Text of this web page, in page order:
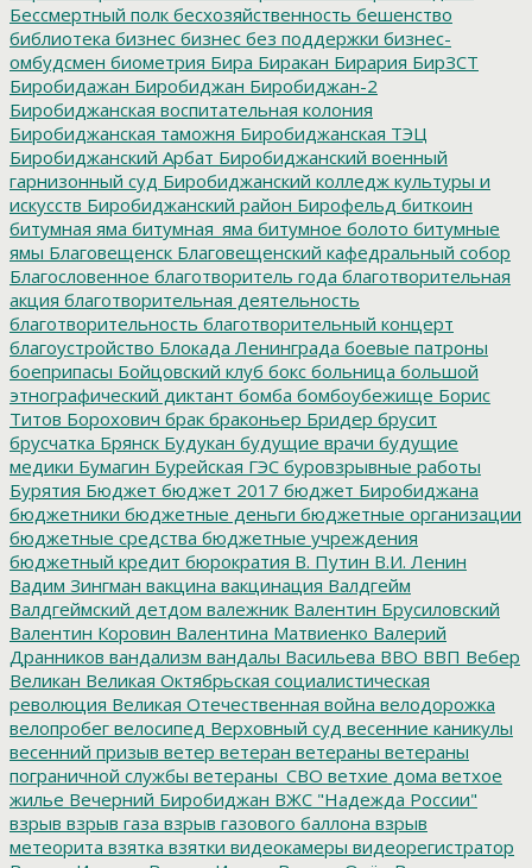
Бессмертный полк бесхозяйственность бешенство
библиотека бизнес бизнес без поддержки бизнес-
омбудсмен биометрия Бира Биракан Бирария БирЗСТ
Биробидажан Биробиджан Биробиджан-2
Биробиджанская воспитательная колония
Биробиджанская таможня Биробиджанская ТЭЦ
Биробиджанский Арбат Биробиджанский военный
гарнизонный суд Биробиджанский колледж культуры и
искусств Биробиджанский район Бирофельд биткоин
битумная яма битумная_яма битумное болото битумные
ямы Благовещенск Благовещенский кафедральный собор
Благословенное благотворитель года благотворительная
акция благотворительная деятельность
благотворительность благотворительный концерт
благоустройство Блокада Ленинграда боевые патроны
боеприпасы Бойцовский клуб бокс больница большой
этнографический диктант бомба бомбоубежище Борис
Титов Борохович брак браконьер Бридер брусит
брусчатка Брянск Будукан будущие врачи будущие
медики Бумагин Бурейская ГЭС буровзрывные работы
Бурятия Бюджет бюджет 2017 бюджет Биробиджана
бюджетники бюджетные деньги бюджетные организации
бюджетные средства бюджетные учреждения
бюджетный кредит бюрократия В. Путин В.И. Ленин
Вадим Зингман вакцина вакцинация Валдгейм
Валдгеймский детдом валежник Валентин Брусиловский
Валентин Коровин Валентина Матвиенко Валерий
Дранников вандализм вандалы Васильева ВВО ВВП Вебер
Великан Великая Октябрьская социалистическая
революция Великая Отечественная война велодорожка
велопробег велосипед Верховный суд весенние каникулы
весенний призыв ветер ветеран ветераны ветераны
пограничной службы ветераны_СВО ветхие дома ветхое
жилье Вечерний Биробиджан ВЖС "Надежда России"
взрыв взрыв газа взрыв газового баллона взрыв
метеорита взятка взятки видеокамеры видеорегистратор